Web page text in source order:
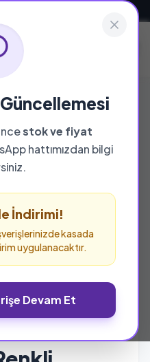
stok ve fiyat
hattımızdan bilgi
İndirimi!
kasada
uygulanacaktır.
Devam Et